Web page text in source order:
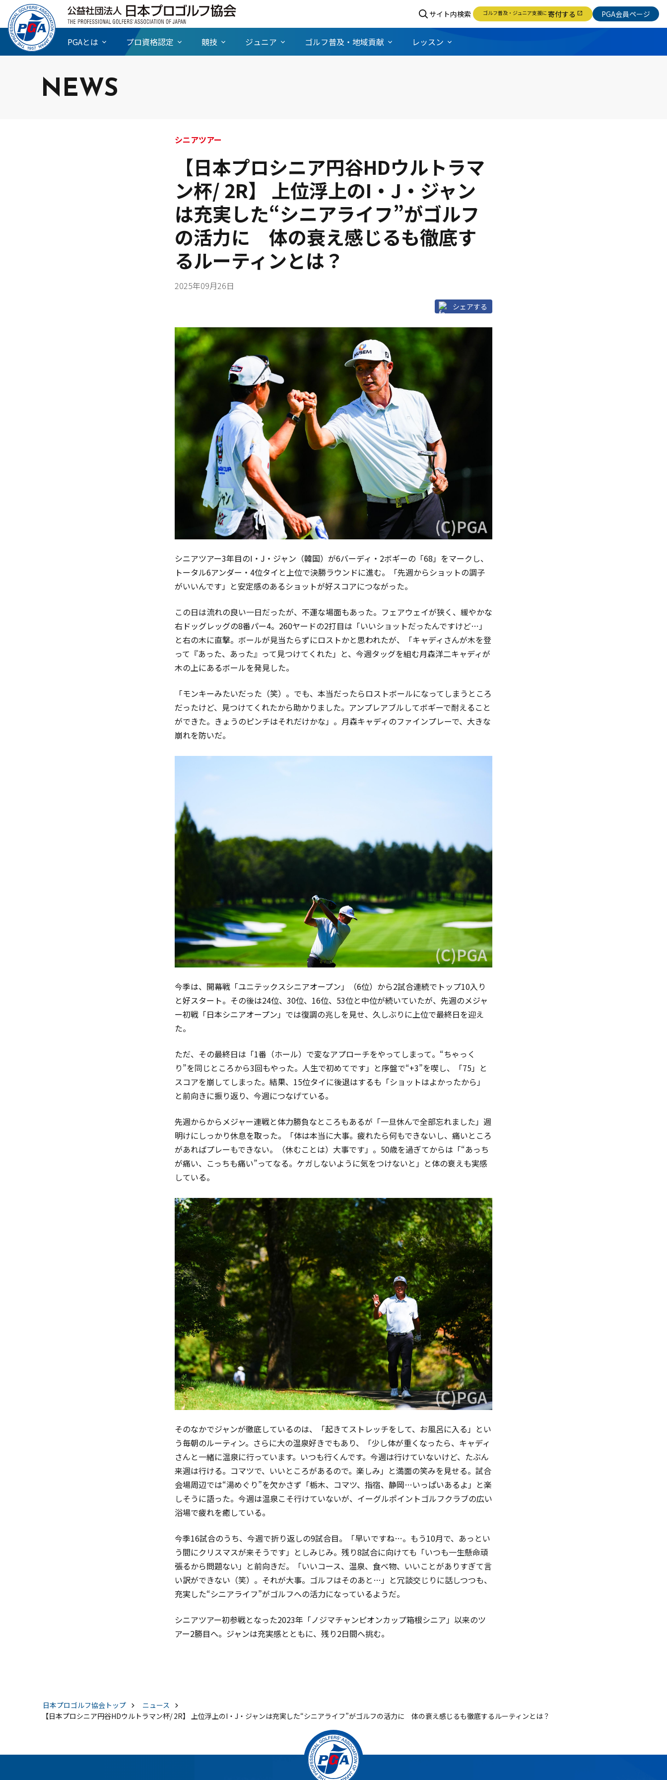
サイト内検索 ゴルフ普及・ジュニア支援に 寄付する open_in_new PGA会員ページ
PGAとは プロ資格認定 競技 ジュニア ゴルフ普及・地域貢献 レッスン
NEWS
シニアツアー
【日本プロシニア円谷HDウルトラマ
ン杯/ 2R】 上位浮上のI・J・ジャン
は充実した“シニアライフ”がゴルフ
の活力に 体の衰え感じるも徹底す
るルーティンとは？
2025年09月26日
シェアする
シニアツアー3年目のI・J・ジャン（韓国）が6バーディ・2ボギーの「68」をマークし、
トータル6アンダー・4位タイと上位で決勝ラウンドに進む。「先週からショットの調子
がいいんです」と安定感のあるショットが好スコアにつながった。
この日は流れの良い一日だったが、不運な場面もあった。フェアウェイが狭く、緩やかな
右ドッグレッグの8番パー4。260ヤードの2打目は「いいショットだったんですけど…」
と右の木に直撃。ボールが見当たらずにロストかと思われたが、「キャディさんが木を登
って『あった、あった』って見つけてくれた」と、今週タッグを組む月森洋二キャディが
木の上にあるボールを発見した。
「モンキーみたいだった（笑）。でも、本当だったらロストボールになってしまうところ
だったけど、見つけてくれたから助かりました。アンプレアブルしてボギーで耐えること
ができた。きょうのピンチはそれだけかな」。月森キャディのファインプレーで、大きな
崩れを防いだ。
今季は、開幕戦「ユニテックスシニアオープン」（6位）から2試合連続でトップ10入り
と好スタート。その後は24位、30位、16位、53位と中位が続いていたが、先週のメジャ
ー初戦「日本シニアオープン」では復調の兆しを見せ、久しぶりに上位で最終日を迎え
た。
ただ、その最終日は「1番（ホール）で変なアプローチをやってしまって。“ちゃっく
り”を同じところから3回もやった。人生で初めてです」と序盤で“+3”を喫し、「75」と
スコアを崩してしまった。結果、15位タイに後退はするも「ショットはよかったから」
と前向きに振り返り、今週につなげている。
先週からからメジャー連戦と体力勝負なところもあるが「一旦休んで全部忘れました」週
明けにしっかり休息を取った。「体は本当に大事。疲れたら何もできないし、痛いところ
があればプレーもできない。（休むことは）大事です」。50歳を過ぎてからは「“あっち
が痛い、こっちも痛い”ってなる。ケガしないように気をつけないと」と体の衰えも実感
している。
そのなかでジャンが徹底しているのは、「起きてストレッチをして、お風呂に入る」とい
う毎朝のルーティン。さらに大の温泉好きでもあり、「少し体が重くなったら、キャディ
さんと一緒に温泉に行っています。いつも行くんです。今週は行けていないけど、たぶん
来週は行ける。コマツで、いいところがあるので。楽しみ」と満面の笑みを見せる。試合
会場周辺では“湯めぐり”を欠かさず「栃木、コマツ、指宿、静岡…いっぱいあるよ」と楽
しそうに語った。今週は温泉こそ行けていないが、イーグルポイントゴルフクラブの広い
浴場で疲れを癒している。
今季16試合のうち、今週で折り返しの9試合目。「早いですね…。もう10月で、あっとい
う間にクリスマスが来そうです」としみじみ。残り8試合に向けても「いつも一生懸命頑
張るから問題ない」と前向きだ。「いいコース、温泉、食べ物、いいことがありすぎて言
い訳ができない（笑）。それが大事。ゴルフはそのあと…」と冗談交じりに話しつつも、
充実した“シニアライフ”がゴルフへの活力になっているようだ。
シニアツアー初参戦となった2023年「ノジマチャンピオンカップ箱根シニア」以来のツ
アー2勝目へ。ジャンは充実感とともに、残り2日間へ挑む。
日本プロゴルフ協会 トップ
ニュース
【日本プロシニア円谷HDウルトラマン杯/ 2R】 上位浮上のI・J・ジャンは充実した“シニアライフ”がゴルフの活力に 体の衰え感じるも徹底するルーティンとは？